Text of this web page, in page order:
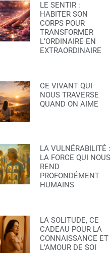
LE SENTIR :
HABITER SON
CORPS POUR
TRANSFORMER
L’ORDINAIRE EN
EXTRAORDINAIRE
CE VIVANT QUI
NOUS TRAVERSE
QUAND ON AIME
LA VULNÉRABILITÉ :
LA FORCE QUI NOUS
REND
PROFONDÉMENT
HUMAINS
LA SOLITUDE, CE
CADEAU POUR LA
CONNAISSANCE ET
L’AMOUR DE SOI